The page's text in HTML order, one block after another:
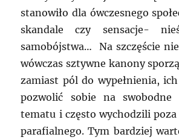
stanowiło dla ówczesnego
skandale czy sensacje-
samobójstwa… Na szczęście
wówczas sztywne kanony
zamiast pól do wypełnienia,
pozwolić sobie na swobodne
tematu i często wychodzili
parafialnego. Tym bardziej